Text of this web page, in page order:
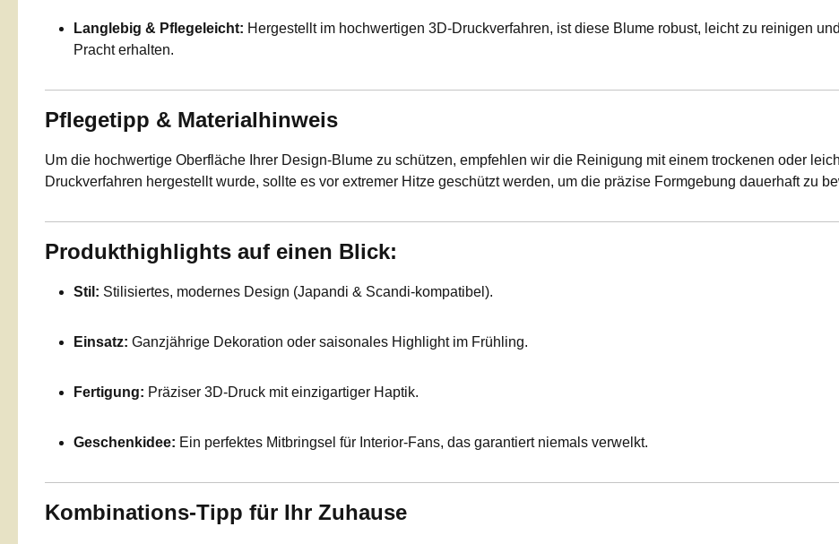
Langlebig & Pflegeleicht: Hergestellt im hochwertigen 3D-Druckverfahren, ist diese Blume robust, leicht zu reinigen
Pracht erhalten.
Pflegetipp & Materialhinweis
Um die hochwertige Oberfläche Ihrer Design-Blume zu schützen, empfehlen wir die Reinigung mit einem trockenen oder
Druckverfahren hergestellt wurde, sollte es vor extremer Hitze geschützt werden, um die präzise Formgebung dauerhaft zu
Produkthighlights auf einen Blick:
Stil: Stilisiertes, modernes Design (Japandi & Scandi-kompatibel).
Einsatz: Ganzjährige Dekoration oder saisonales Highlight im Frühling.
Fertigung: Präziser 3D-Druck mit einzigartiger Haptik.
Geschenkidee: Ein perfektes Mitbringsel für Interior-Fans, das garantiert niemals verwelkt.
Kombinations-Tipp für Ihr Zuhause